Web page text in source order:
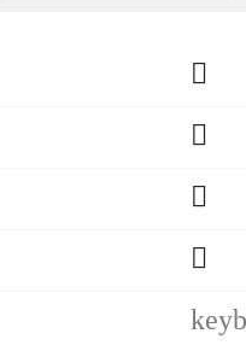



